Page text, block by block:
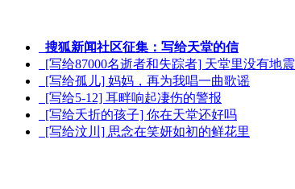
搜狐新闻社区征集：写给天堂的信
[写给87000名逝者和失踪者] 天堂里没有地震
[写给孤儿] 妈妈，再为我唱一曲歌谣
[写给5-12] 耳畔响起凄伤的警报
[写给夭折的孩子] 你在天堂还好吗
[写给汶川] 思念在笑妍如初的鲜花里